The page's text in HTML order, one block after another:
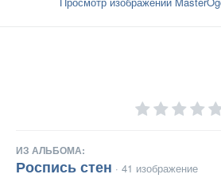
ИЗ АЛЬБОМА:
Роспись стен · 41 изображение